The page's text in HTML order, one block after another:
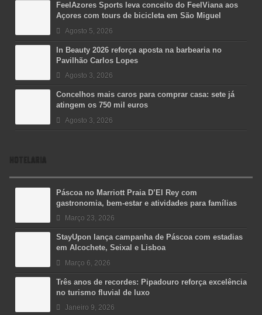
FeelAzores Sports leva conceito do FeelViana aos
Açores com tours de bicicleta em São Miguel
Agosto 5, 2026
In Beauty 2026 reforça aposta na barbearia no
Pavilhão Carlos Lopes
Agosto 3, 2026
Concelhos mais caros para comprar casa: sete já
atingem os 750 mil euros
Agosto 3, 2026
HOTELARIA
Páscoa no Marriott Praia D’El Rey com
gastronomia, bem-estar e atividades para famílias
Março 23, 2026
StayUpon lança campanha de Páscoa com estadias
em Alcochete, Seixal e Lisboa
Março 6, 2026
Três anos de recordes: Pipadouro reforça excelência
no turismo fluvial de luxo
Janeiro 9, 2026